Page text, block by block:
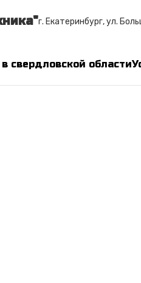
г. Екатеринбург, ул.
свердловской области